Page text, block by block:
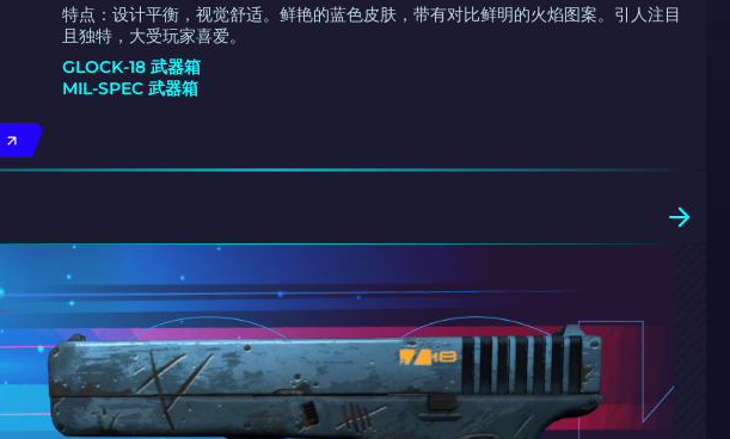
特点：设计平衡，视觉舒适。鲜艳的蓝色皮肤，带有对比鲜明的火焰图案。引人注目
且独特，大受玩家喜爱。
GLOCK-18 武器箱
MIL-SPEC 武器箱